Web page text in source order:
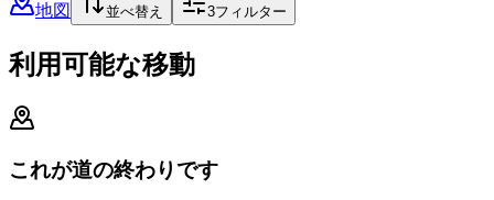
地図
並べ替え 3フィルター
利用可能な移動
これが道の終わりです